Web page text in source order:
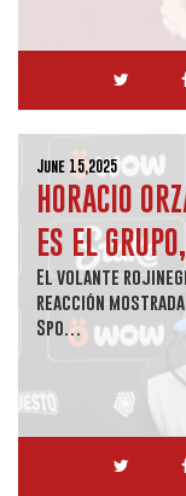
June 15,2025
HORACIO
ES EL
El volante
reacción
Spo…